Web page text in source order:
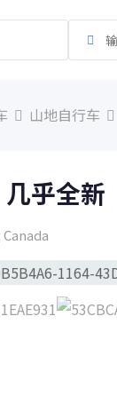
山地自行车
乎全新
Canada